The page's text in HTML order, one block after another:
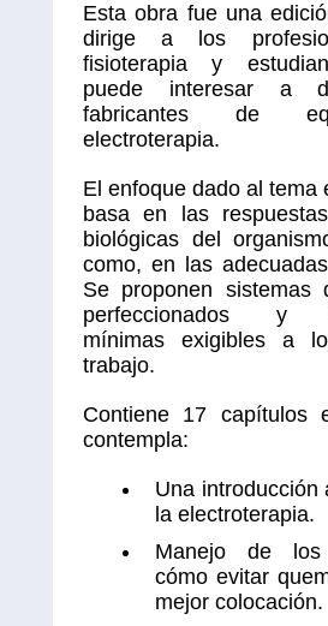
Esta obra fue una
dirige a los
fisioterapia y
puede interesar a
fabricantes de
electroterapia.
El enfoque dado al tema
basa en las
biológicas del
como, en las
Se proponen sistemas
perfeccionados y
mínimas exigibles a
trabajo.
Contiene 17 capítulos
contempla:
Una introducción
la electroterapia.
Manejo de los
cómo evitar
mejor colocación.